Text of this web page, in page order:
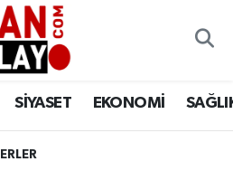
SİYASET EKONOMİ